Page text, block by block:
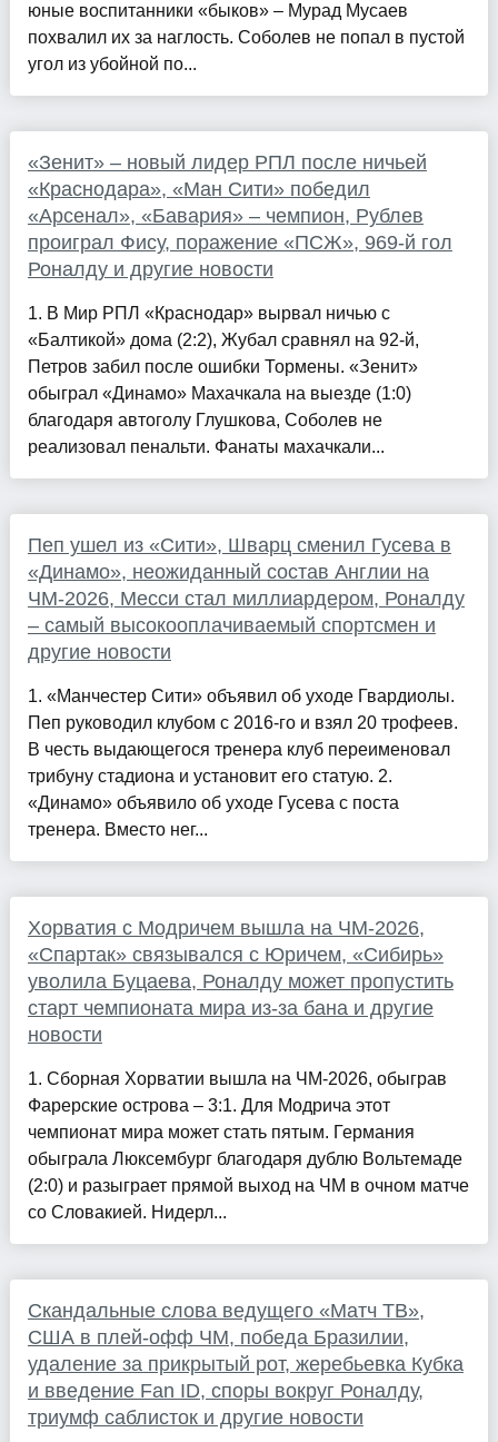
юные воспитанники «быков» – Мурад Мусаев
похвалил их за наглость. Соболев не попал в пустой
угол из убойной по...
«Зенит» – новый лидер РПЛ после ничьей
«Краснодара», «Ман Сити» победил
«Арсенал», «Бавария» – чемпион, Рублев
проиграл Фису, поражение «ПСЖ», 969-й гол
Роналду и другие новости
1. В Мир РПЛ «Краснодар» вырвал ничью с
«Балтикой» дома (2:2), Жубал сравнял на 92-й,
Петров забил после ошибки Тормены. «Зенит»
обыграл «Динамо» Махачкала на выезде (1:0)
благодаря автоголу Глушкова, Соболев не
реализовал пенальти. Фанаты махачкали...
Пеп ушел из «Сити», Шварц сменил Гусева в
«Динамо», неожиданный состав Англии на
ЧМ-2026, Месси стал миллиардером, Роналду
– самый высокооплачиваемый спортсмен и
другие новости
1. «Манчестер Сити» объявил об уходе Гвардиолы.
Пеп руководил клубом с 2016-го и взял 20 трофеев.
В честь выдающегося тренера клуб переименовал
трибуну стадиона и установит его статую. 2.
«Динамо» объявило об уходе Гусева с поста
тренера. Вместо нег...
Хорватия с Модричем вышла на ЧМ-2026,
«Спартак» связывался с Юричем, «Сибирь»
уволила Буцаева, Роналду может пропустить
старт чемпионата мира из-за бана и другие
новости
1. Сборная Хорватии вышла на ЧМ-2026, обыграв
Фарерские острова – 3:1. Для Модрича этот
чемпионат мира может стать пятым. Германия
обыграла Люксембург благодаря дублю Вольтемаде
(2:0) и разыграет прямой выход на ЧМ в очном матче
со Словакией. Нидерл...
Скандальные слова ведущего «Матч ТВ»,
США в плей-офф ЧМ, победа Бразилии,
удаление за прикрытый рот, жеребьевка Кубка
и введение Fan ID, споры вокруг Роналду,
триумф саблисток и другие новости